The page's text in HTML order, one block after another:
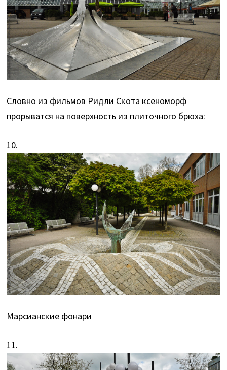
Словно из фильмов Ридли Скота ксеноморф
прорыватся на поверхность из плиточного брюха:
10.
Марсианские фонари
11.